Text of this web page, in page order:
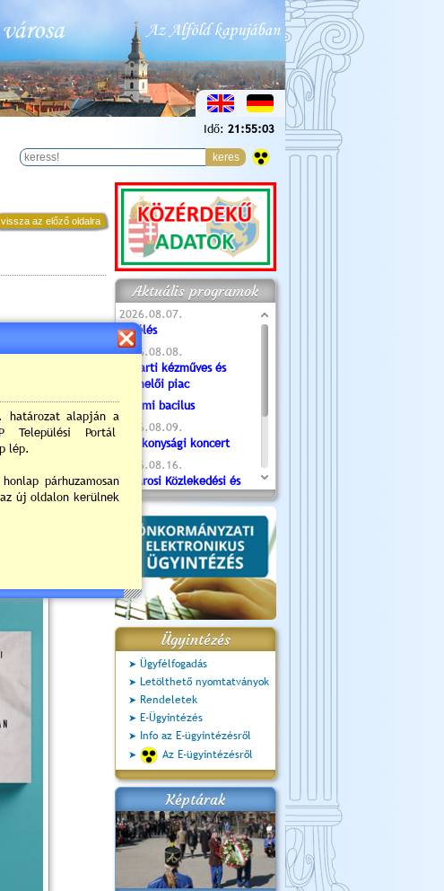
Idő: 21:55:05
vissza az előző oldalra
Aktuális programok
2026.08.07.
Túlélés
2026.08.08.
Tóparti kézműves és
termelői piac
Valami bacilus
2026.08.09.
Jótékonysági koncert
2026.08.16.
Újvárosi Közlekedési és
Sportnap
2026.08.19.
Ceglédi fotóklub kiállítás
2026.08.20.
Szent István Ünnepe
Ügyintézés
Ügyfélfogadás
Letölthető nyomtatványok
Rendeletek
E-Ügyintézés
Info az E-ügyintézésről
Az E-ügyintézésről
Képtárak